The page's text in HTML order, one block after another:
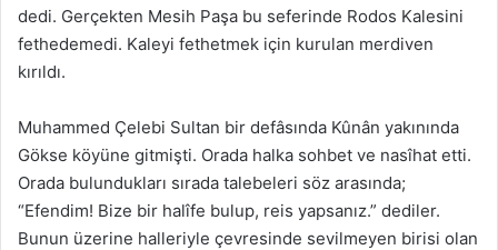
dedi. Gerçekten Mesih Paşa bu seferinde Rodos Kalesini
fethedemedi. Kaleyi fethetmek için kurulan merdiven
kırıldı.
Muhammed Çelebi Sultan bir defâsında Kûnân yakınında
Gökse köyüne gitmişti. Orada halka sohbet ve nasîhat etti.
Orada bulundukları sırada talebeleri söz arasında;
“Efendim! Bize bir halîfe bulup, reis yapsanız.” dediler.
Bunun üzerine halleriyle çevresinde sevilmeyen birisi olan